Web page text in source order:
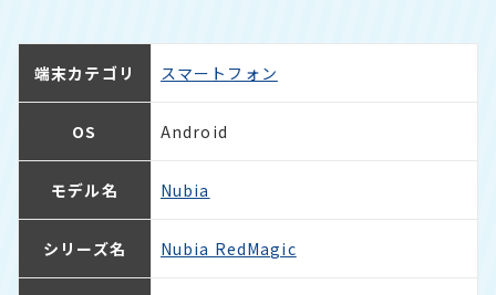
端末カテゴリ スマートフォン
OS Android
モデル名 Nubia
シリーズ名 Nubia RedMagic